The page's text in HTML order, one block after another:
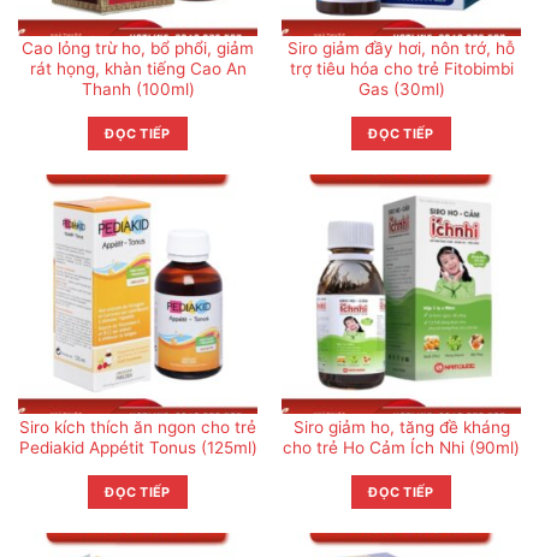
Cao lỏng trừ ho, bổ phổi, giảm
rát họng, khàn tiếng Cao An
Thanh (100ml)
ĐỌC TIẾP
Siro giảm đầy hơi, nôn trớ, hỗ
trợ tiêu hóa cho trẻ Fitobimbi
Gas (30ml)
ĐỌC TIẾP
Siro kích thích ăn ngon cho trẻ
Pediakid Appétit Tonus (125ml)
ĐỌC TIẾP
Siro giảm ho, tăng đề kháng
cho trẻ Ho Cảm Ích Nhi (90ml)
ĐỌC TIẾP